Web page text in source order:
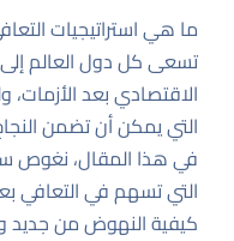
ما هي استراتيجيات
تسعى كل دول العالم إلى
الاقتصادي بعد
التي يمكن أن تضمن
في هذا المقال، نغوص
التي تسهم في التعافي
كيفية النهوض من جديد